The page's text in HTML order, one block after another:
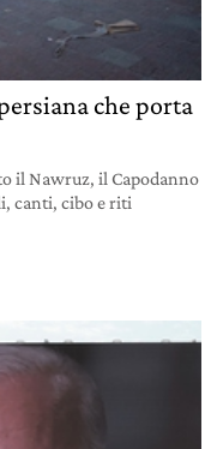
che porta
il Nawruz, il Capodanno
canti, cibo e riti